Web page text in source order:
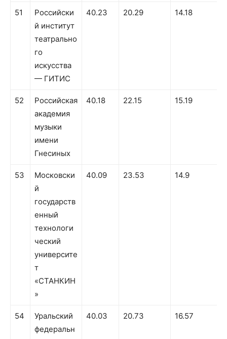
51
Российски
й институт
театрально
го
искусства
— ГИТИС
40.23 20.29 14.18
52
Российская
академия
музыки
имени
Гнесиных
40.18 22.15 15.19
53
Московски
й
государств
енный
технологи
ческий
университе
т
«СТАНКИН
»
40.09 23.53 14.9
54
Уральский
федеральн
40.03 20.73 16.57